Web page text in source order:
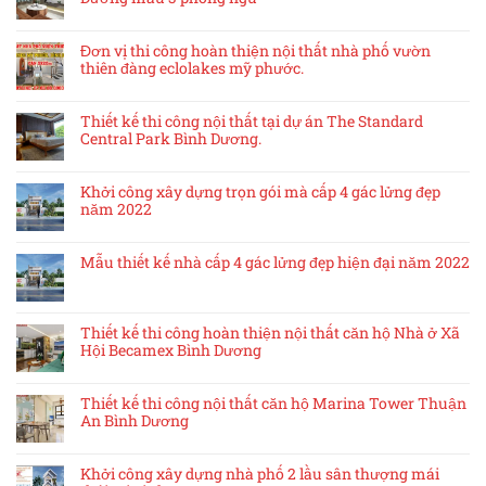
Đơn vị thi công hoàn thiện nội thất nhà phố vườn
thiên đàng eclolakes mỹ phước.
Thiết kế thi công nội thất tại dự án The Standard
Central Park Bình Dương.
Khởi công xây dựng trọn gói mà cấp 4 gác lửng đẹp
năm 2022
Mẫu thiết kế nhà cấp 4 gác lửng đẹp hiện đại năm 2022
Thiết kế thi công hoàn thiện nội thất căn hộ Nhà ở Xã
Hội Becamex Bình Dương
Thiết kế thi công nội thất căn hộ Marina Tower Thuận
An Bình Dương
Khởi công xây dựng nhà phố 2 lầu sân thượng mái